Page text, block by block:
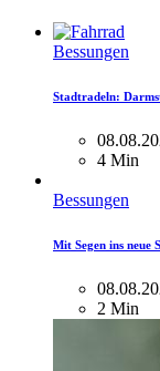
Bessungen
Stadtradeln:
4 Min
Bessungen
Mit Segen ins neue
2 Min